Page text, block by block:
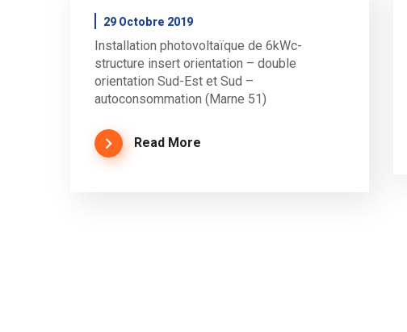
29 Octobre 2019
Installation photovoltaïque de 6kWc-
structure insert orientation – double
orientation Sud-Est et Sud –
autoconsommation (Marne 51)
Read More